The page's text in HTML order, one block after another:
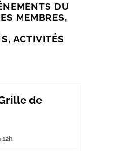
DU
MEMBRES,
ACTIVITÉS
de
12h